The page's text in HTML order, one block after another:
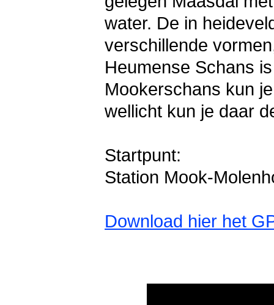
water. De in
verschillende
Heumense Schans
Mookerschans kun
wellicht kun je daar
Startpunt:
Station Mook-
Download hier het